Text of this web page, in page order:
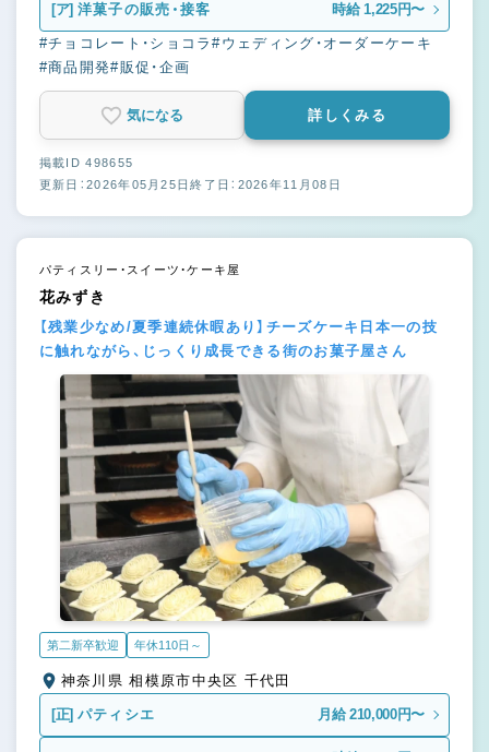
[ア] 洋菓子の販売・接客 時給 1,225円〜
#チョコレート・ショコラ#ウェディング・オーダーケーキ
#商品開発#販促・企画
気になる 詳しくみる
掲載ID 498655
更新日：2026年05月25日終了日：2026年11月08日
パティスリー・スイーツ・ケーキ屋
花みずき
【残業少なめ/夏季連続休暇あり】チーズケーキ日本一の技
に触れながら、じっくり成長できる街のお菓子屋さん
第二新卒歓迎 年休110日～
神奈川県 相模原市中央区 千代田
[正] パティシエ 月給 210,000円〜